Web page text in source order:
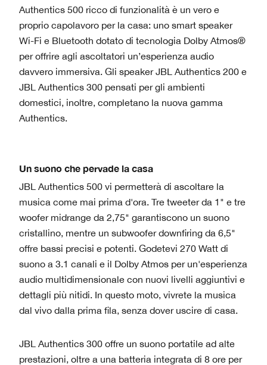
Authentics 500 ricco di funzionalità è un vero e
proprio capolavoro per la casa: uno smart speaker
Wi-Fi e Bluetooth dotato di tecnologia Dolby Atmos®
per offrire agli ascoltatori un’esperienza audio
davvero immersiva. Gli speaker JBL Authentics 200 e
JBL Authentics 300 pensati per gli ambienti
domestici, inoltre, completano la nuova gamma
Authentics.
Un suono che pervade la casa
JBL Authentics 500 vi permetterà di ascoltare la
musica come mai prima d'ora. Tre tweeter da 1" e tre
woofer midrange da 2,75" garantiscono un suono
cristallino, mentre un subwoofer downfiring da 6,5"
offre bassi precisi e potenti. Godetevi 270 Watt di
suono a 3.1 canali e il Dolby Atmos per un'esperienza
audio multidimensionale con nuovi livelli aggiuntivi e
dettagli più nitidi. In questo moto, vivrete la musica
dal vivo dalla prima fila, senza dover uscire di casa.
JBL Authentics 300 offre un suono portatile ad alte
prestazioni, oltre a una batteria integrata di 8 ore per